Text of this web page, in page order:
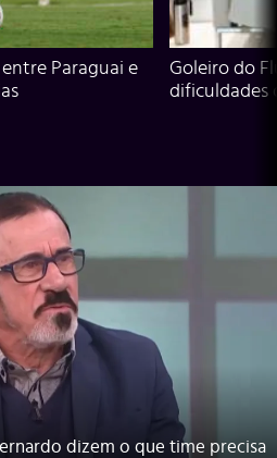
Paraguai e
Goleiro do
dificuldades
dizem o que time precisa